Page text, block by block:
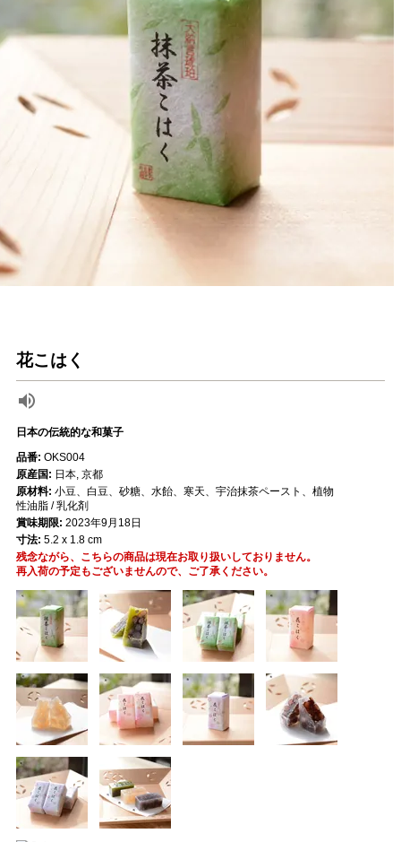
花こはく
日本の伝統的な和菓子
品番: OKS004
原産国: 日本, 京都
原材料: 小豆、白豆、砂糖、水飴、寒天、宇治抹茶ペースト、植物
性油脂 / 乳化剤
賞味期限: 2023年9月18日
寸法: 5.2 x 1.8 cm
残念ながら、こちらの商品は現在お取り扱いしておりません。
再入荷の予定もございませんので、ご了承ください。